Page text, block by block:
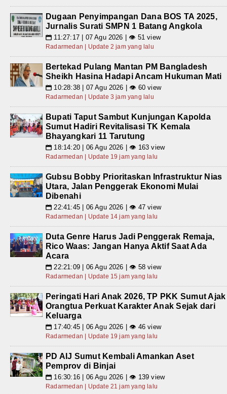
Dugaan Penyimpangan Dana BOS TA 2025,
Jurnalis Surati SMPN 1 Batang Angkola
📅 11:27:17 | 07 Agu 2026 | 👁 51 view
Radarmedan | Update 2 jam yang lalu
Bertekad Pulang Mantan PM Bangladesh
Sheikh Hasina Hadapi Ancam Hukuman Mati
📅 10:28:38 | 07 Agu 2026 | 👁 60 view
Radarmedan | Update 3 jam yang lalu
Bupati Taput Sambut Kunjungan Kapolda
Sumut Hadiri Revitalisasi TK Kemala
Bhayangkari 11 Tarutung
📅 18:14:20 | 06 Agu 2026 | 👁 163 view
Radarmedan | Update 19 jam yang lalu
Gubsu Bobby Prioritaskan Infrastruktur Nias
Utara, Jalan Penggerak Ekonomi Mulai
Dibenahi
📅 22:41:45 | 06 Agu 2026 | 👁 47 view
Radarmedan | Update 14 jam yang lalu
Duta Genre Harus Jadi Penggerak Remaja,
Rico Waas: Jangan Hanya Aktif Saat Ada
Acara
📅 22:21:09 | 06 Agu 2026 | 👁 58 view
Radarmedan | Update 15 jam yang lalu
Peringati Hari Anak 2026, TP PKK Sumut Ajak
Orangtua Perkuat Karakter Anak Sejak dari
Keluarga
📅 17:40:45 | 06 Agu 2026 | 👁 46 view
Radarmedan | Update 19 jam yang lalu
PD AIJ Sumut Kembali Amankan Aset
Pemprov di Binjai
📅 16:30:16 | 06 Agu 2026 | 👁 139 view
Radarmedan | Update 21 jam yang lalu